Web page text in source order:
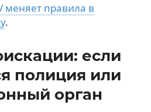
меняет правила в
.
если
полиция или
орган